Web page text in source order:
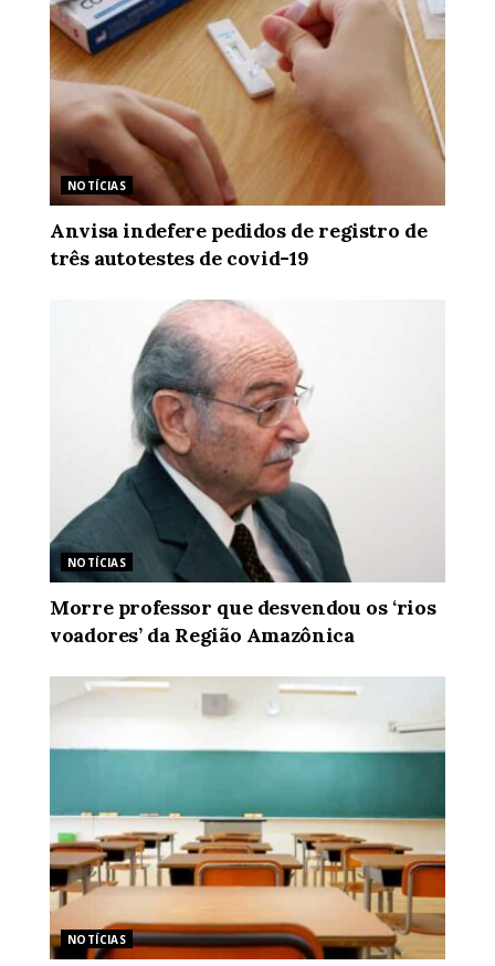
NOTÍCIAS
Anvisa indefere pedidos de registro de
três autotestes de covid-19
NOTÍCIAS
Morre professor que desvendou os ‘rios
voadores’ da Região Amazônica
NOTÍCIAS